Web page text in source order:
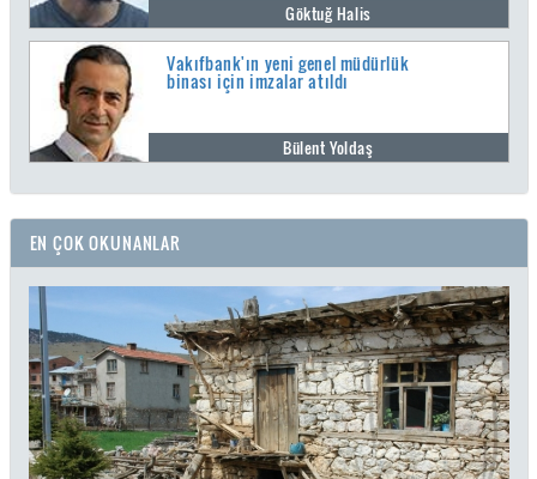
Göktuğ Halis
Vakıfbank'ın yeni genel müdürlük
binası için imzalar atıldı
Bülent Yoldaş
EN ÇOK OKUNANLAR